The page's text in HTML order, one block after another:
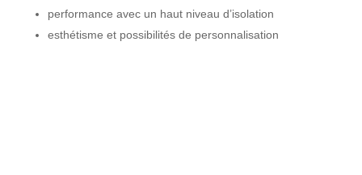
performance avec un haut niveau d’isolation
esthétisme et possibilités de personnalisation